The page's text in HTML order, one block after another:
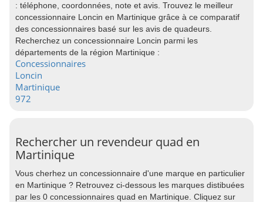
: téléphone, coordonnées, note et avis. Trouvez le meilleur
concessionnaire Loncin en Martinique grâce à ce comparatif
des concessionnaires basé sur les avis de quadeurs.
Recherchez un concessionnaire Loncin parmi les
départements de la région Martinique :
Concessionnaires
Loncin
Martinique
972
Rechercher un revendeur quad en
Martinique
Vous cherhez un concessionnaire d'une marque en particulier
en Martinique ? Retrouvez ci-dessous les marques distibuées
par les 0 concessionnaires quad en Martinique. Cliquez sur